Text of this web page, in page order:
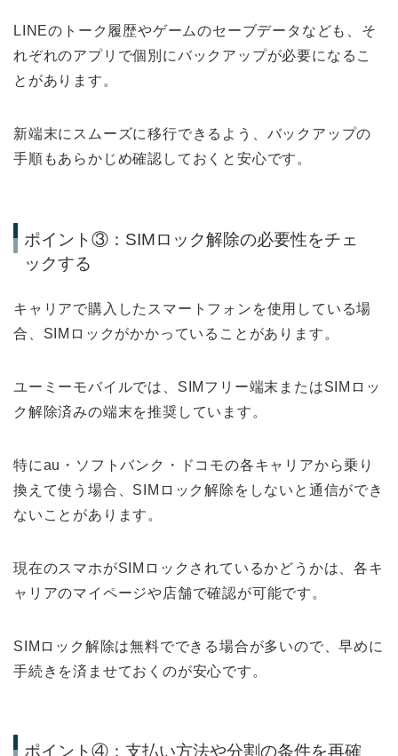
LINEのトーク履歴やゲームのセーブデータなども、そ
れぞれのアプリで個別にバックアップが必要になるこ
とがあります。
新端末にスムーズに移行できるよう、バックアップの
手順もあらかじめ確認しておくと安心です。
ポイント③：SIMロック解除の必要性をチェ
ックする
キャリアで購入したスマートフォンを使用している場
合、SIMロックがかかっていることがあります。
ユーミーモバイルでは、SIMフリー端末またはSIMロッ
ク解除済みの端末を推奨しています。
特にau・ソフトバンク・ドコモの各キャリアから乗り
換えて使う場合、SIMロック解除をしないと通信ができ
ないことがあります。
現在のスマホがSIMロックされているかどうかは、各キ
ャリアのマイページや店舗で確認が可能です。
SIMロック解除は無料でできる場合が多いので、早めに
手続きを済ませておくのが安心です。
ポイント④：支払い方法や分割の条件を再確